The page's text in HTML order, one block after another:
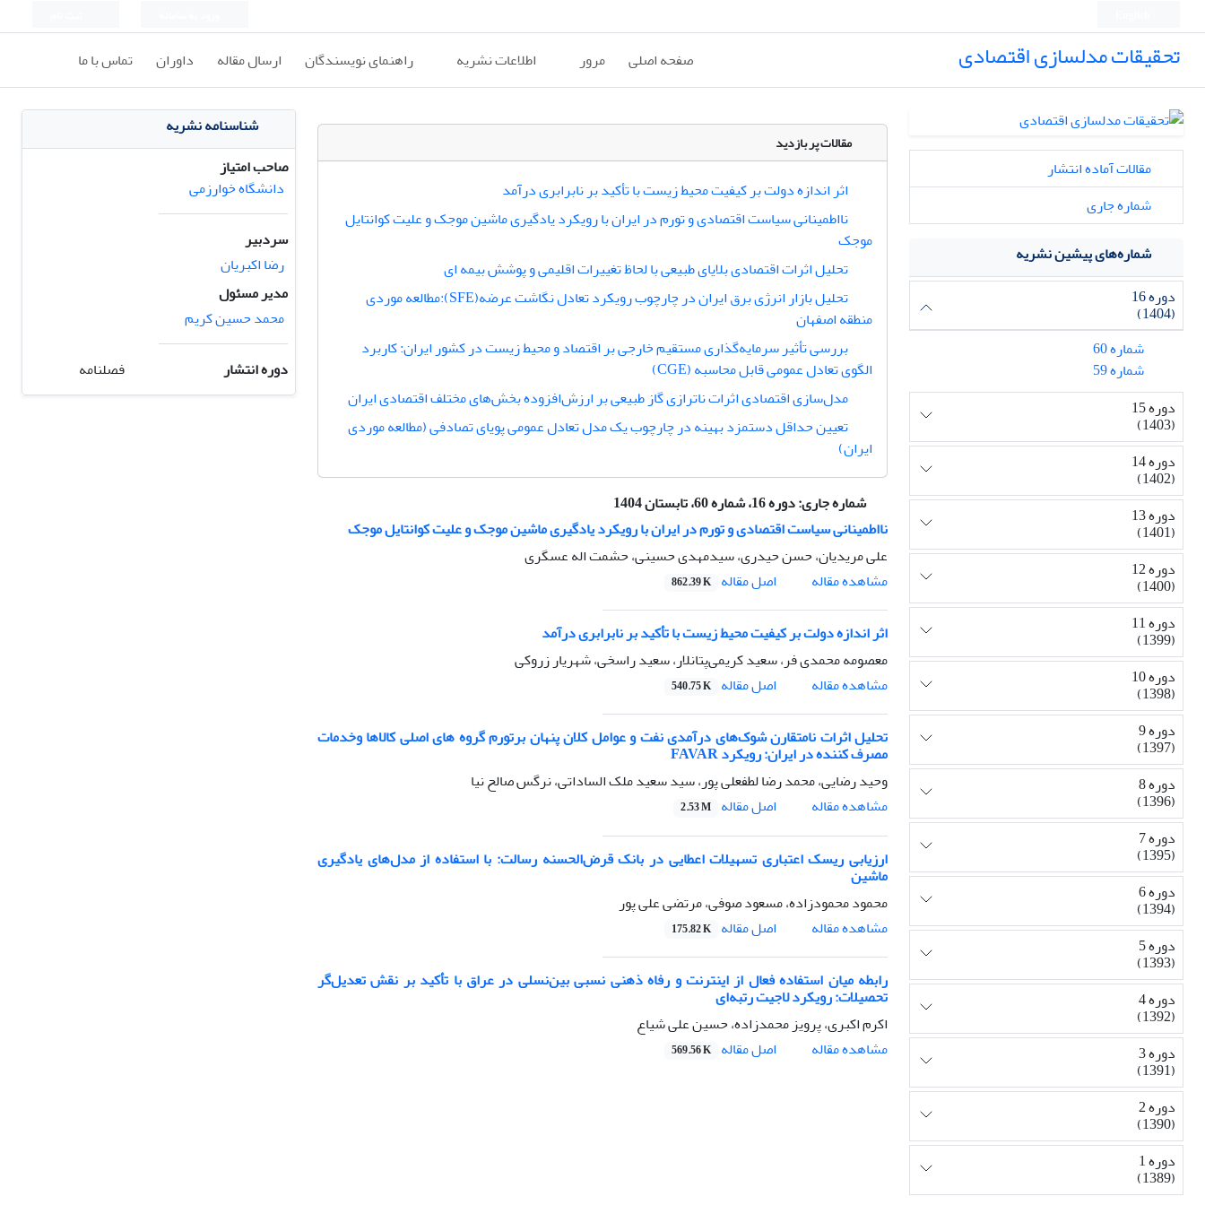
تحقیقات مدلسازی اقتصادی صفحه اصلی مرور اطلاعات نشریه راهنمای نویسندگان ارسال مقاله داوران تماس با ما
مقالات پر بازدید
اثر اندازه دولت بر کیفیت محیط زیست با تأکید بر نابرابری درآمد
نااطمینانی سیاست اقتصادی و تورم در ایران با رویکرد یادگیری ماشین موجک و علیت کوانتایل
موجک
تحلیل اثرات اقتصادی بلایای طبیعی با لحاظ تغییرات اقلیمی و پوشش بیمه‎ ای
تحلیل بازار انرژی برق ایران در چارچوب رویکرد تعادل نگاشت عرضه(SFE):مطالعه موردی
منطقه اصفهان
بررسی تأثیر سرمایه‌گذاری مستقیم خارجی بر اقتصاد و محیط زیست در کشور ایران: کاربرد
الگوی تعادل عمومی قابل محاسبه (CGE)
مدل‌سازی اقتصادی اثرات ناترازی گاز طبیعی بر ارزش‌افزوده بخش‌های مختلف اقتصادی ایران
تعیین حداقل دستمزد بهینه در چارچوب یک مدل تعادل عمومی پویای تصادفی (مطالعه موردی
ایران)
شماره جاری:دوره 16، شماره 60، تابستان 1404
نااطمینانی سیاست اقتصادی و تورم در ایران با رویکرد یادگیری ماشین موجک و علیت کوانتایل موجک
علی مریدیان، حسن حیدری، سیدمهدی حسینی، حشمت اله عسگری
مشاهده مقاله
اصل مقاله 862.39 K
اثر اندازه دولت بر کیفیت محیط زیست با تأکید بر نابرابری درآمد
معصومه محمدی فر، سعید کریمی‌پتانلار، سعید راسخی، شهریار زروکی
مشاهده مقاله
اصل مقاله 540.75 K
تحلیل اثرات نامتقارن شوک‌های درآمدی نفت و عوامل کلان پنهان برتورم گروه های اصلی کالاها وخدمات
مصرف کننده در ایران: رویکرد FAVAR
وحید رضایی، محمد رضا لطفعلی پور، سید سعید ملک الساداتی، نرگس صالح نیا
مشاهده مقاله
اصل مقاله 2.53 M
ارزیابی ریسک اعتباری تسهیلات اعطایی در بانک قرض‌الحسنه رسالت: با استفاده از مدل‌های یادگیری
ماشین
محمود محمودزاده، مسعود صوفی، مرتضی علی پور
مشاهده مقاله
اصل مقاله 175.82 K
رابطه میان استفاده فعال از اینترنت و رفاه ذهنی نسبی بین‌نسلی در عراق با تأکید بر نقش تعدیل‌گر
تحصیلات: رویکرد لاجیت رتبه‌ای
اکرم اکبری، پرویز محمدزاده، حسین علی شیاع
مشاهده مقاله
اصل مقاله 569.56 K
مقالات آماده انتشار
شماره جاری
شماره‌های پیشین نشریه
دوره 16
(1404)
شماره 60
شماره 59
دوره 15
(1403)
دوره 14
(1402)
دوره 13
(1401)
دوره 12
(1400)
دوره 11
(1399)
دوره 10
(1398)
دوره 9
(1397)
دوره 8
(1396)
دوره 7
(1395)
دوره 6
(1394)
دوره 5
(1393)
دوره 4
(1392)
دوره 3
(1391)
دوره 2
(1390)
دوره 1
(1389)
شناسنامه نشریه
صاحب امتیاز
دانشگاه خوارزمی
سردبیر
رضا اکبریان
مدیر مسئول
محمد حسین کریم
دوره انتشار
فصلنامه